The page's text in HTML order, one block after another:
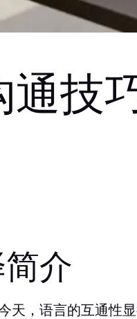
通技
介
天，语言的互通性